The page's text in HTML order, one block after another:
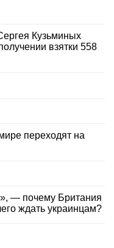
Кузьминых
взятки 558
переходят на
— почему Британия
ждать украинцам?